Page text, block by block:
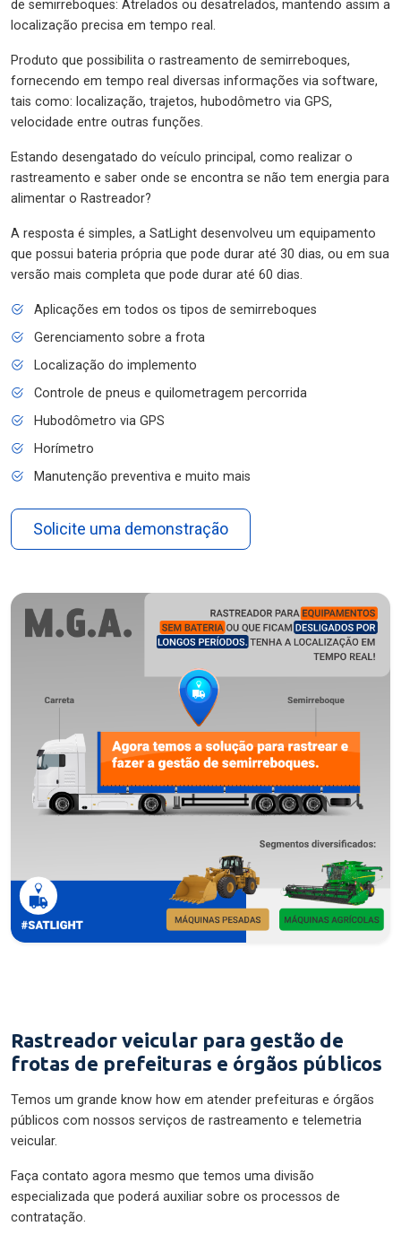
de semirreboques: Atrelados ou desatrelados, mantendo assim a
localização precisa em tempo real.
Produto que possibilita o rastreamento de semirreboques,
fornecendo em tempo real diversas informações via software,
tais como: localização, trajetos, hubodômetro via GPS,
velocidade entre outras funções.
Estando desengatado do veículo principal, como realizar o
rastreamento e saber onde se encontra se não tem energia para
alimentar o Rastreador?
A resposta é simples, a SatLight desenvolveu um equipamento
que possui bateria própria que pode durar até 30 dias, ou em sua
versão mais completa que pode durar até 60 dias.
Aplicações em todos os tipos de semirreboques
Gerenciamento sobre a frota
Localização do implemento
Controle de pneus e quilometragem percorrida
Hubodômetro via GPS
Horímetro
Manutenção preventiva e muito mais
Solicite uma demonstração
Rastreador veicular para gestão de
frotas de prefeituras e órgãos públicos
Temos um grande know how em atender prefeituras e órgãos
públicos com nossos serviços de rastreamento e telemetria
veicular.
Faça contato agora mesmo que temos uma divisão
especializada que poderá auxiliar sobre os processos de
contratação.